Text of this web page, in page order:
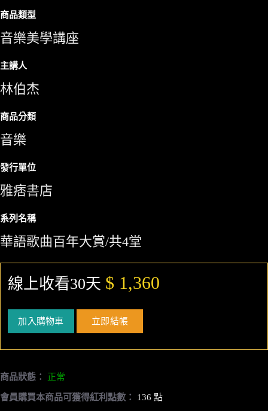
商品類型
音樂美學講座
主講人
林伯杰
商品分類
音樂
發行單位
雅痞書店
系列名稱
華語歌曲百年大賞/共4堂
線上收看30天 $ 1,360
加入購物車 立即結帳
商品狀態： 正常
會員購買本商品可獲得紅利點數： 136 點